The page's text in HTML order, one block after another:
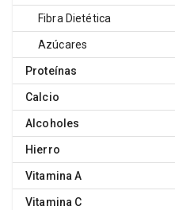
Fibra Dietética
Azúcares
Proteínas
Calcio
Alcoholes
Hierro
Vitamina A
Vitamina C